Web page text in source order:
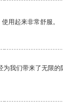
用起来非常舒服。
为我们带来了无限的